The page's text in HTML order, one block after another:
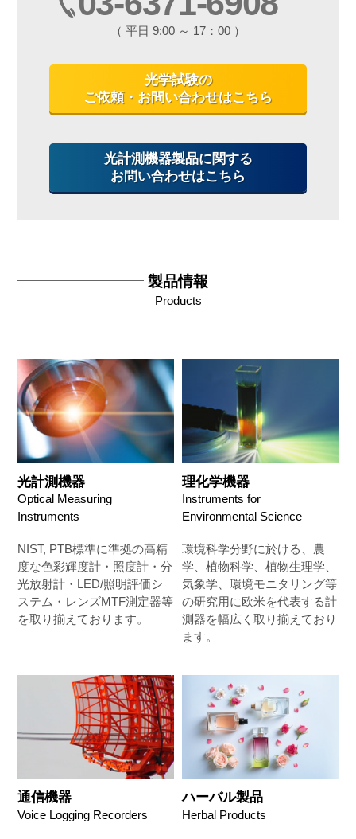
（ 平日 9:00 ～ 17：00 ）
光学試験の
ご依頼・お問い合わせはこちら
光計測機器製品に関する
お問い合わせはこちら
製品情報
Products
光計測機器
Optical Measuring
Instruments
NIST, PTB標準に準拠の高精
度な色彩輝度計・照度計・分
光放射計・LED/照明評価シ
ステム・レンズMTF測定器等
を取り揃えております。
理化学機器
Instruments for
Environmental Science
環境科学分野に於ける、農
学、植物科学、植物生理学、
気象学、環境モニタリング等
の研究用に欧米を代表する計
測器を幅広く取り揃えており
ます。
通信機器
Voice Logging Recorders
ハーバル製品
Herbal Products